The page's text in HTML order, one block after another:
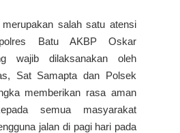
merupakan salah satu atensi
Batu AKBP Oskar
wajib dilaksanakan oleh
Sat Samapta dan Polsek
memberikan rasa aman
semua masyarakat
jalan di pagi hari pada